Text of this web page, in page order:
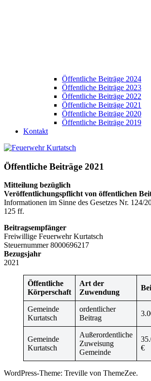
Öffentliche Beiträge 2024
Öffentliche Beiträge 2023
Öffentliche Beiträge 2022
Öffentliche Beiträge 2021
Öffentliche Beiträge 2020
Öffentliche Beiträge 2019
Kontakt
Öffentliche Beiträge 2021
Mitteilung bezüglich
Veröffentlichungspflicht von öffentlichen
Informationen im Sinne des Gesetzes Nr. 124/
125 ff.
Beitragsempfänger
Freiwillige Feuerwehr Kurtatsch
Steuernummer 8000696217
Bezugsjahr
2021
Öffentliche
Körperschaft
Art der
Zuwendung
Gemeinde
Kurtatsch
ordentlicher
Beitrag
Gemeinde
Kurtatsch
Außerordentliche
Zuweisung
Gemeinde
€
WordPress-Theme: Treville von ThemeZee.